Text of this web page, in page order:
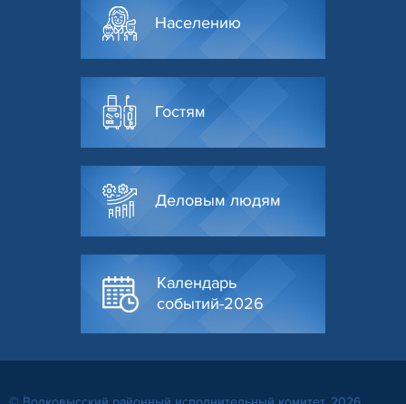
Населению
Гостям
Деловым людям
Календарь
событий-2026